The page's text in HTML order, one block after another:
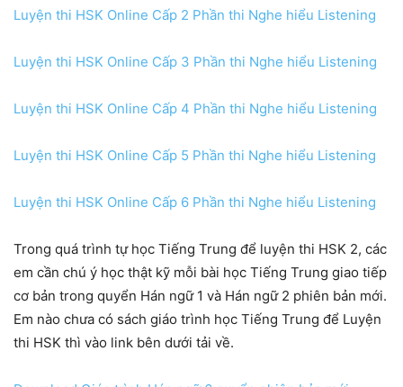
Luyện thi HSK Online Cấp 2 Phần thi Nghe hiểu Listening
Luyện thi HSK Online Cấp 3 Phần thi Nghe hiểu Listening
Luyện thi HSK Online Cấp 4 Phần thi Nghe hiểu Listening
Luyện thi HSK Online Cấp 5 Phần thi Nghe hiểu Listening
Luyện thi HSK Online Cấp 6 Phần thi Nghe hiểu Listening
Trong quá trình tự học Tiếng Trung để luyện thi HSK 2, các
em cần chú ý học thật kỹ mỗi bài học Tiếng Trung giao tiếp
cơ bản trong quyển Hán ngữ 1 và Hán ngữ 2 phiên bản mới.
Em nào chưa có sách giáo trình học Tiếng Trung để Luyện
thi HSK thì vào link bên dưới tải về.